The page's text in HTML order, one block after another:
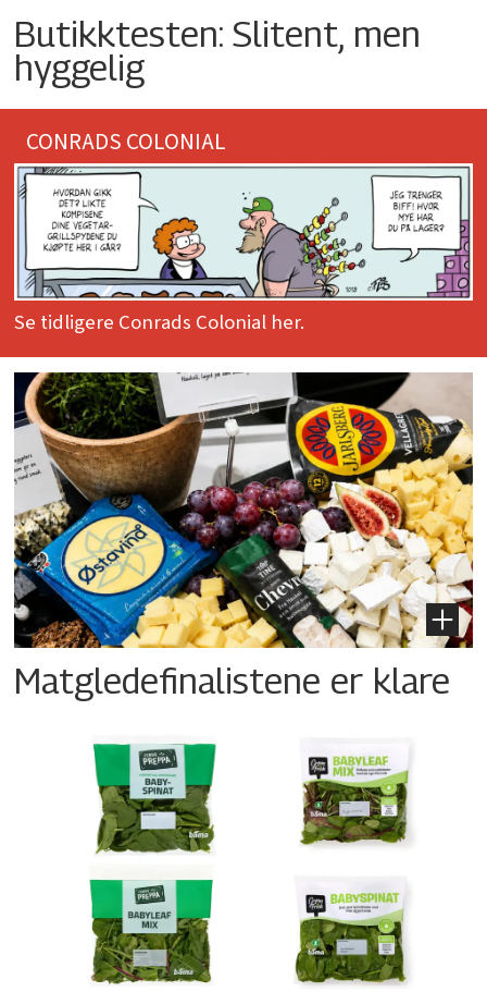
Butikktesten: Slitent, men
hyggelig
CONRADS COLONIAL
Se tidligere Conrads Colonial her.
Matgledefinalistene er klare